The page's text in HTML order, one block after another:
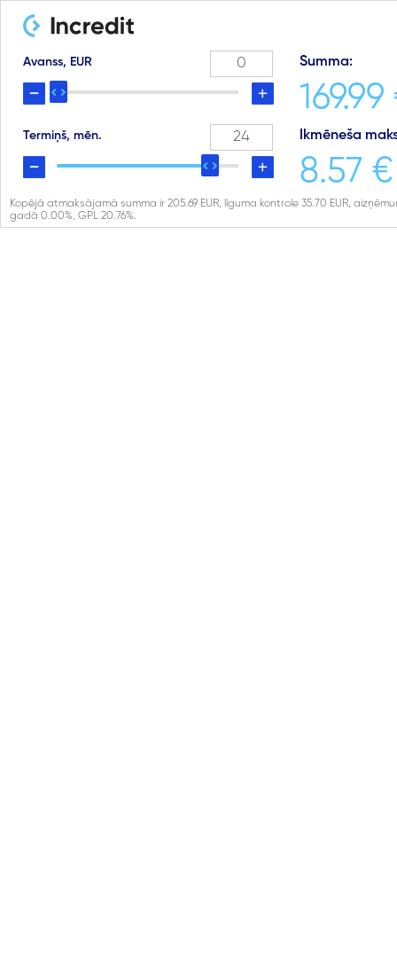
Avanss, EUR
Termiņš, mēn.
Summa:
169.99
Ikmēneša
8.57 €
Kopējā atmaksājamā summa ir 205.69 EUR, līguma kontrole 35.70 EUR,
gadā 0.00%, GPL 20.76%.